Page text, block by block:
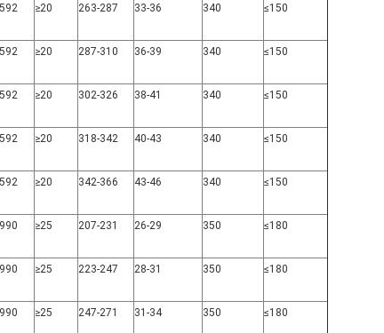
≥20 263-287 33-36 340 ≤150
≥20 287-310 36-39 340 ≤150
≥20 302-326 38-41 340 ≤150
≥20 318-342 40-43 340 ≤150
≥20 342-366 43-46 340 ≤150
≥25 207-231 26-29 350 ≤180
≥25 223-247 28-31 350 ≤180
≥25 247-271 31-34 350 ≤180